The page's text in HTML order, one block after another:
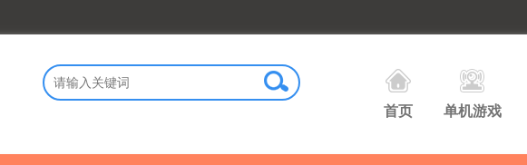
首页 单机游戏